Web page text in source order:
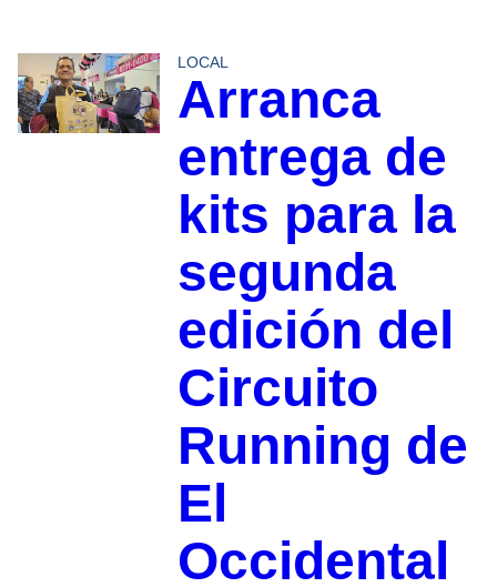
LOCAL
Arranca
entrega de
kits para la
segunda
edición del
Circuito
Running de
El
Occidental